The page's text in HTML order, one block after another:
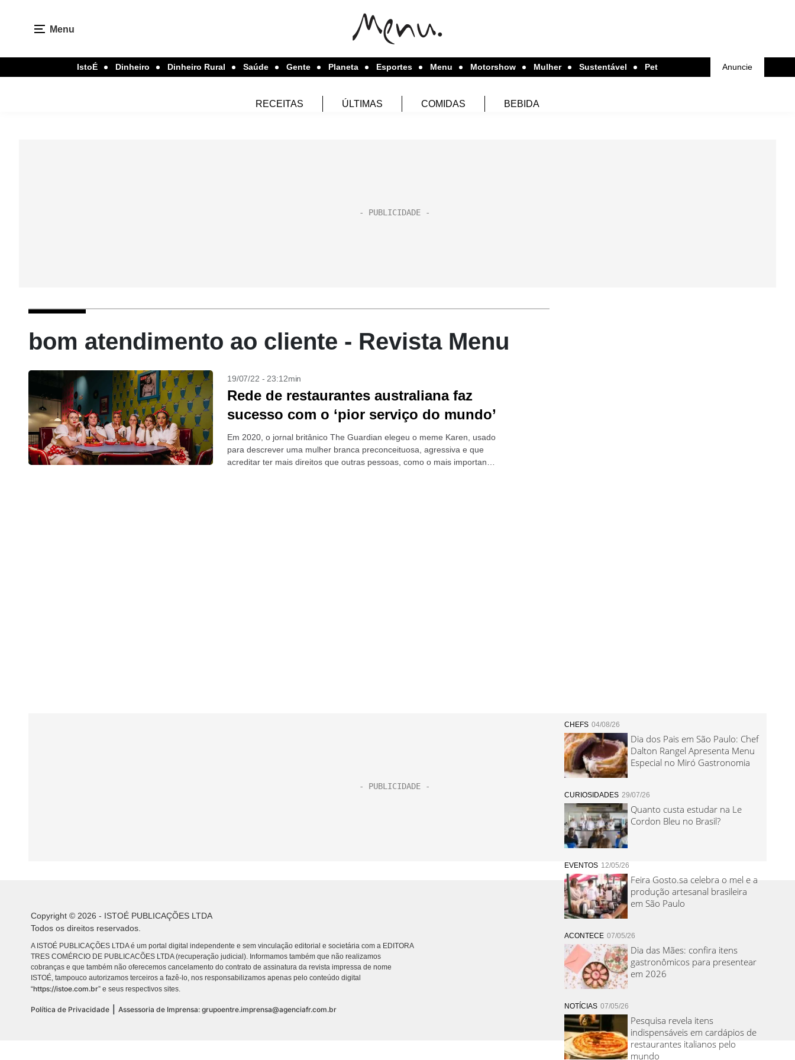
Menu
IstoÉ Dinheiro Dinheiro Rural Saúde Gente Planeta Esportes Menu Motorshow Mulher Sustentável Pet Anuncie
RECEITAS ÚLTIMAS COMIDAS BEBIDA
bom atendimento ao cliente - Revista Menu
19/07/22 - 23:12min
Rede de restaurantes australiana faz
sucesso com o ‘pior serviço do mundo’
Em 2020, o jornal britânico The Guardian elegeu o meme Karen, usado
para descrever uma mulher branca preconceituosa, agressiva e que
acreditar ter mais direitos que outras pessoas, como o mais importante
CHEFS 04/08/26
Dia dos Pais em São Paulo: Chef
Dalton Rangel Apresenta Menu
Especial no Miró Gastronomia
CURIOSIDADES 29/07/26
Quanto custa estudar na Le
Cordon Bleu no Brasil?
EVENTOS 12/05/26
Feira Gosto.sa celebra o mel e a
produção artesanal brasileira
em São Paulo
ACONTECE 07/05/26
Dia das Mães: confira itens
gastronômicos para presentear
em 2026
NOTÍCIAS 07/05/26
Pesquisa revela itens
indispensáveis em cardápios de
restaurantes italianos pelo
mundo
Copyright © 2026 - ISTOÉ PUBLICAÇÕES LTDA
Todos os direitos reservados.
A ISTOÉ PUBLICAÇÕES LTDA é um portal digital independente e sem vinculação editorial e societária com a EDITORA
TRES COMÉRCIO DE PUBLICACÕES LTDA (recuperação judicial). Informamos também que não realizamos
cobranças e que também não oferecemos cancelamento do contrato de assinatura da revista impressa de nome
ISTOÉ, tampouco autorizamos terceiros a fazê-lo, nos responsabilizamos apenas pelo conteúdo digital
“https://istoe.com.br” e seus respectivos sites.
Política de Privacidade Assessoria de Imprensa: grupoentre.imprensa@agenciafr.com.br